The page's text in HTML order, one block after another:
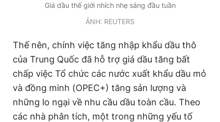
Giá dầu thế giới nhích nhẹ sáng đầu tuần
ẢNH: REUTERS
Thế nên, chính việc tăng nhập khẩu dầu thô
của Trung Quốc đã hỗ trợ giá dầu tăng bất
chấp việc Tổ chức các nước xuất khẩu dầu mỏ
và đồng minh (OPEC+) tăng sản lượng và
những lo ngại về nhu cầu dầu toàn cầu. Theo
các nhà phân tích, một trong những yếu tố